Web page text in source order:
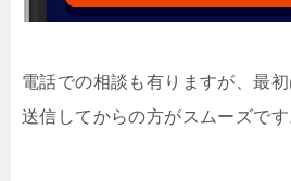
電話での相談も有りますが、最
送信してからの方がスムーズです